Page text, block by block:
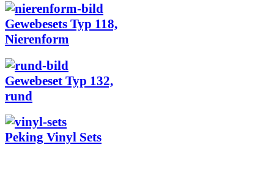
Gewebesets Typ 118,
Nierenform
Gewebeset Typ 132,
rund
Peking Vinyl Sets